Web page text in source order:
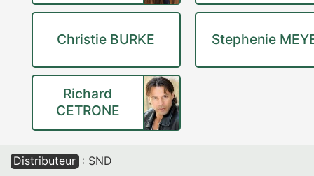
Christie BURKE Stephenie
Richard
CETRONE
Distributeur : SND